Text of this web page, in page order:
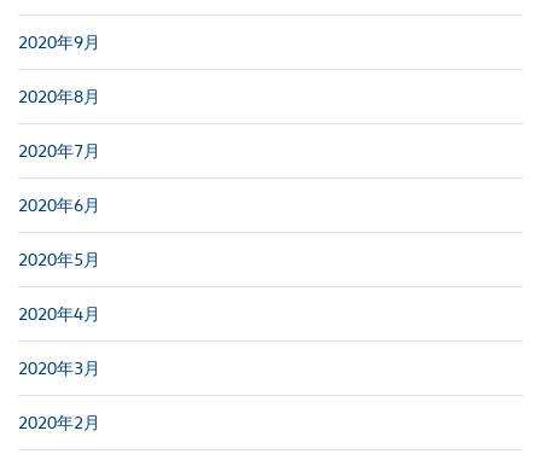
2020年9月
2020年8月
2020年7月
2020年6月
2020年5月
2020年4月
2020年3月
2020年2月